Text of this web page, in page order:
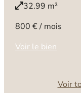
32.99 m²
800 € / mois
Voir le bien
Voir